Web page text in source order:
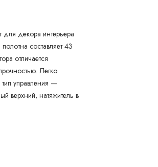
декора интерьера
составляет 43
отличается
Легко
управления —
верхний, натяжитель в